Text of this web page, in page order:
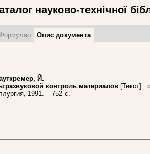
науково-технічної
Формуляр Опис документа
Й.
контроль материалов [Текст] :
1991. – 752 с.